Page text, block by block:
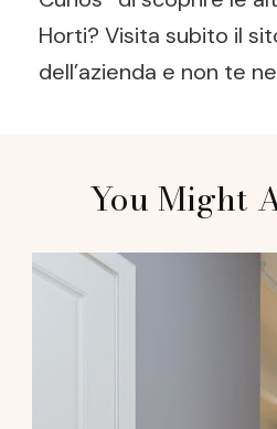
Horti? Visita subito il
dell’azienda e non te
Navigation
You Might